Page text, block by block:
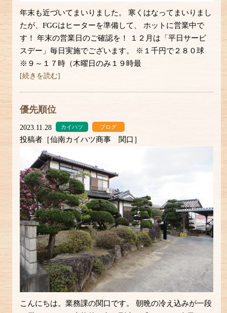
年末も近づいてまいりました。 寒くはなってまいりまし
たが、FGGはヒーターを準備して、 ホットに営業中で
す！ 年末の営業日のご確認を！ １２月は「平日サービ
スデー」毎日実施でございます。 ※１千円で２８０球
※９～１７時（木曜日のみ１９時最
[続きを読む]
優先順位
2023.11.28 カイハツ ブログ
投稿者［仙南カイハツ商事 関口］
こんにちは。業務課の関口です。 朝晩の冷え込みが一段